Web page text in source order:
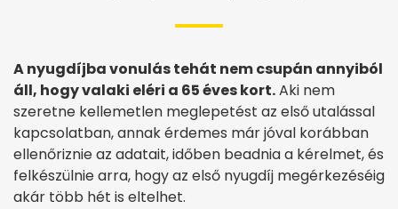
A nyugdíjba vonulás tehát nem csupán annyiból
áll, hogy valaki eléri a 65 éves kort.Aki nem
szeretne kellemetlen meglepetést az első utalással
kapcsolatban, annak érdemes már jóval korábban
ellenőriznie az adatait, időben beadnia a kérelmet, és
felkészülnie arra, hogy az első nyugdíj megérkezéséig
akár több hét is eltelhet.